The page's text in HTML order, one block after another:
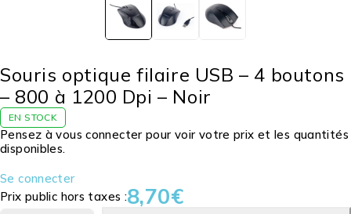
Souris optique filaire USB – 4 boutons
– 800 à 1200 Dpi – Noir
EN STOCK
Pensez à vous connecter pour voir votre prix et les quantités
disponibles.
Se connecter
Prix public hors taxes :8,70€